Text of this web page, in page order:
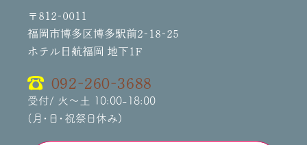
〒812-0011
福岡市博多区博多駅前2-18-25
ホテル日航福岡 地下1F
092-260-3688
受付/ 火～土 10:00-18:00
(月・日・祝祭日休み)